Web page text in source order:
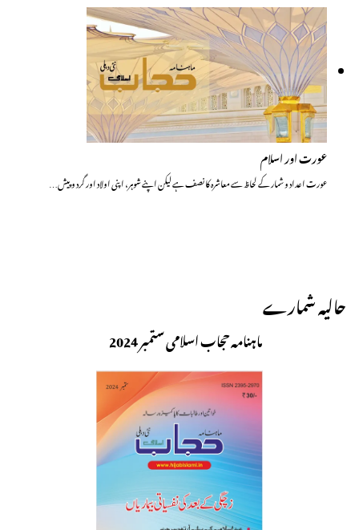
عورت اور اسلام
عورت اعداد و شمار کے لحاظ سے معاشرہ کا نصف ہے لیکن اپنے شوہر، اپنی اولاد اور گرد و پیش…
حالیہ شمارے
ماہنامہ حجاب اسلامی ستمبر 2024